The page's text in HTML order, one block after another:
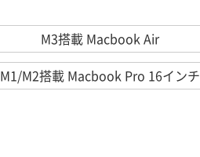
M3搭載 Macbook Air
M1/M2搭載 Macbook Pro 16インチ